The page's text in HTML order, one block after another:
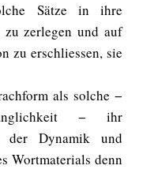
Sätze in ihre
zu zerlegen und auf
zu erschliessen, sie
als solche −
− ihr
der Dynamik und
Wortmaterials denn